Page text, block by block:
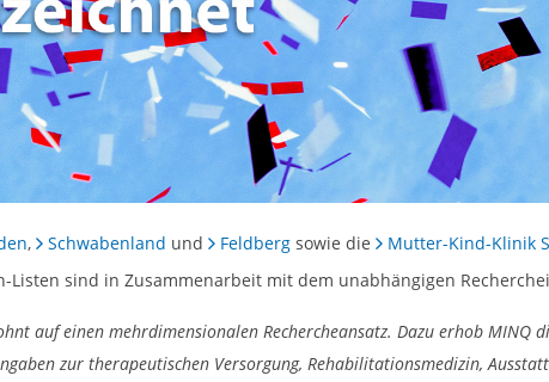
, Schwabenland und Feldberg sowie die Mutter-Kind-Klinik
Listen sind in Zusammenarbeit mit dem unabhängigen
auf einen mehrdimensionalen Rechercheansatz. Dazu erhob
zur therapeutischen Versorgung, Rehabilitationsmedizin,